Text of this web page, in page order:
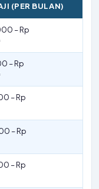
(PER BULAN)
– Rp
– Rp
– Rp
– Rp
– Rp